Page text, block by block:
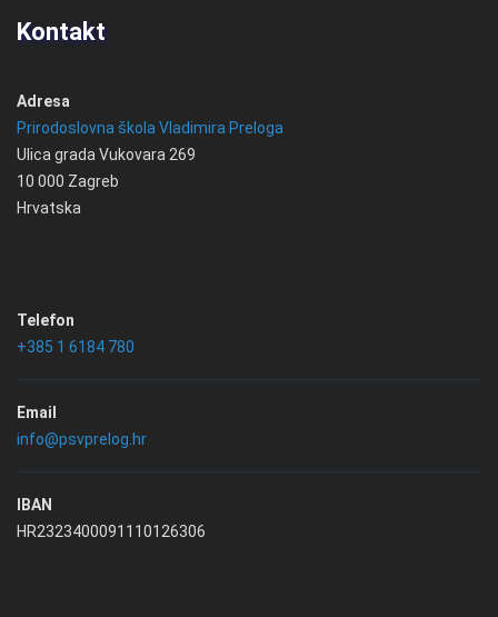
Kontakt
Adresa
Prirodoslovna škola Vladimira Preloga
Ulica grada Vukovara 269
10 000 Zagreb
Hrvatska
Telefon
+385 1 6184 780
Email
info@psvprelog.hr
IBAN
HR2323400091110126306